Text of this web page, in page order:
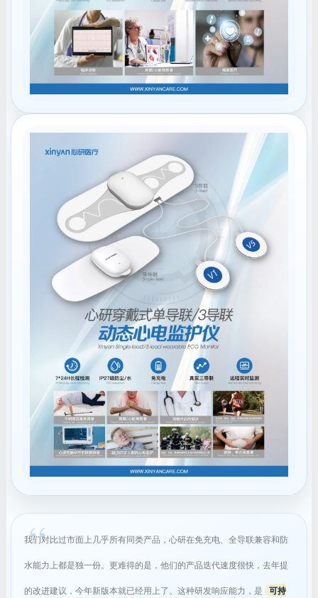
我们对比过市面上几乎所有同类产品，心研在免充电、全导联兼容和防
水能力上都是独一份。更难得的是，他们的产品迭代速度很快，去年提
的改进建议，今年新版本就已经用上了。这种研发响应能力，是 可持